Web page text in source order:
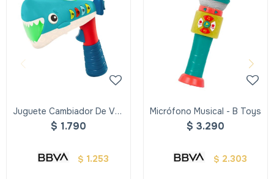
Juguete Cambiador De Voz
- B Toys
$ 1.790
$ 1.253
Micrófono Musical - B Toys
$ 3.290
$ 2.303